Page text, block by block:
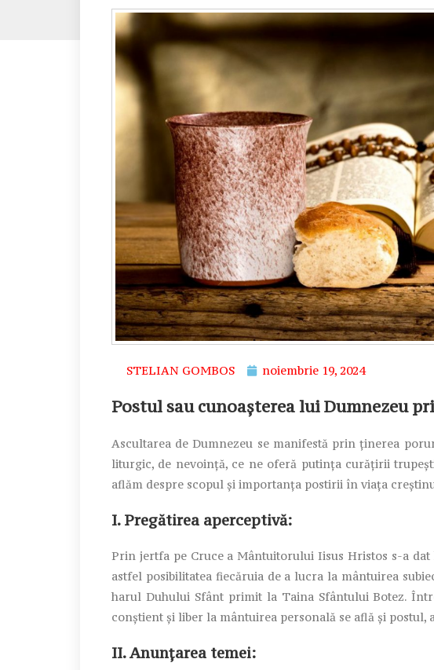
STELIAN GOMBOS noiembrie 19, 2024
Postul sau cunoaşterea lui Dumnezeu
Ascultarea de Dumnezeu se manifestă prin ţinerea
liturgic, de nevoinţă, ce ne oferă putinţa curăţirii
aflăm despre scopul şi importanţa postirii în viaţa
I. Pregătirea aperceptivă:
Prin jertfa pe Cruce a Mântuitorului Iisus Hristos s-a
astfel posibilitatea fiecăruia de a lucra la mântuirea
harul Duhului Sfânt primit la Taina Sfântului Botez.
conştient şi liber la mântuirea personală se află şi postul,
II. Anunţarea temei: